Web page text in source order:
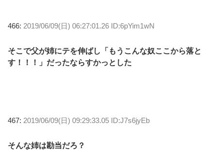
466: 2019/06/09(日) 06:27:01.26 ID:6pYim1wN
そこで父が姉にテを伸ばし「もうこんな奴ここから落と
す！！！」だったならすかっとした
467: 2019/06/09(日) 09:29:33.05 ID:J7s6jyEb
そんな姉は勘当だろ？